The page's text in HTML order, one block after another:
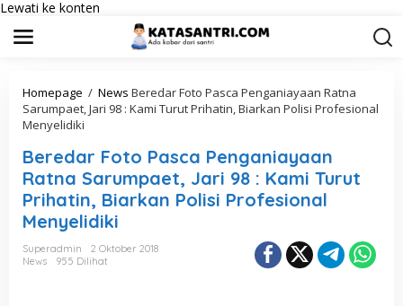
Lewati ke konten
Homepage / News Beredar Foto Pasca Penganiayaan Ratna
Sarumpaet, Jari 98 : Kami Turut Prihatin, Biarkan Polisi Profesional
Menyelidiki
Beredar Foto Pasca Penganiayaan
Ratna Sarumpaet, Jari 98 : Kami Turut
Prihatin, Biarkan Polisi Profesional
Menyelidiki
Superadmin
2 Oktober 2018
News
955 Dilihat